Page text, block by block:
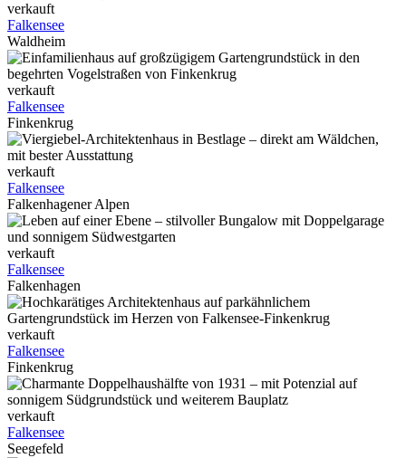
verkauft
Falkensee
Waldheim
verkauft
Falkensee
Finkenkrug
verkauft
Falkensee
Falkenhagener Alpen
verkauft
Falkensee
Falkenhagen
verkauft
Falkensee
Finkenkrug
verkauft
Falkensee
Seegefeld